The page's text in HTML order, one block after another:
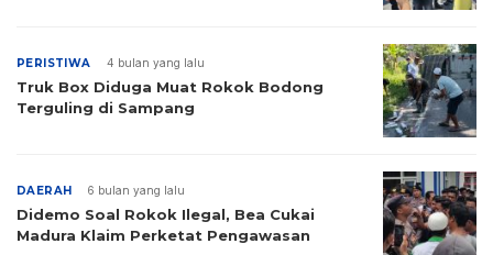
PERISTIWA 4 bulan yang lalu
Truk Box Diduga Muat Rokok Bodong
Terguling di Sampang
DAERAH 6 bulan yang lalu
Didemo Soal Rokok Ilegal, Bea Cukai
Madura Klaim Perketat Pengawasan